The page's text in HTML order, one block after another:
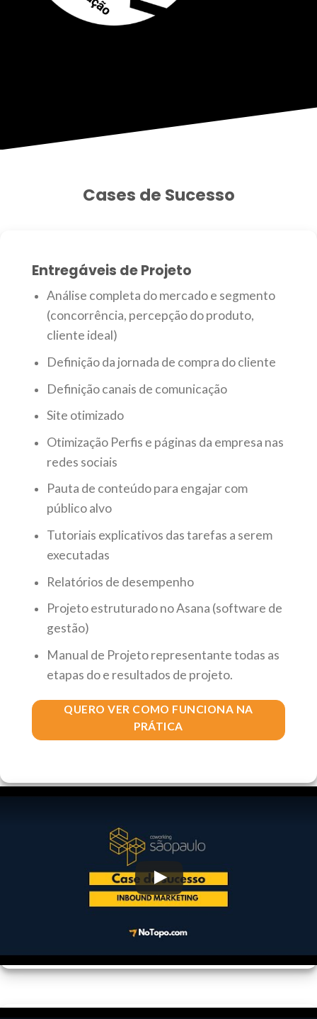
Cases de Sucesso
Entregáveis de Projeto
Análise completa do mercado e segmento
(concorrência, percepção do produto,
cliente ideal)
Definição da jornada de compra do cliente
Definição canais de comunicação
Site otimizado
Otimização Perfis e páginas da empresa nas
redes sociais
Pauta de conteúdo para engajar com
público alvo
Tutoriais explicativos das tarefas a serem
executadas
Relatórios de desempenho
Projeto estruturado no Asana (software de
gestão)
Manual de Projeto representante todas as
etapas do e resultados de projeto.
QUERO VER COMO FUNCIONA NA
PRÁTICA